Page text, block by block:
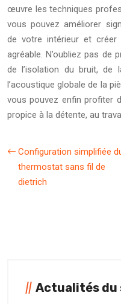
œuvre les techniques
vous pouvez améliorer
de votre intérieur et
agréable. N’oubliez pas
de l’isolation du bruit,
l’acoustique globale de la
vous pouvez enfin profiter
propice à la détente, au
Configuration simplifiée
thermostat sans fil de
dietrich
Actualités du